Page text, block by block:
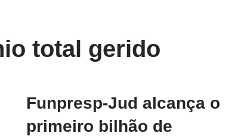
total gerido
Funpresp-Jud alcança o
primeiro bilhão de